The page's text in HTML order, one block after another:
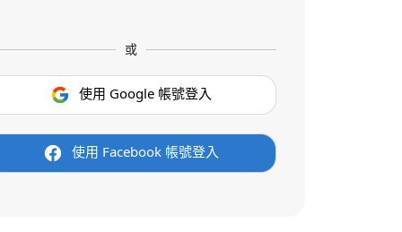
或
使用 Google 帳號登入
使用 Facebook 帳號登入